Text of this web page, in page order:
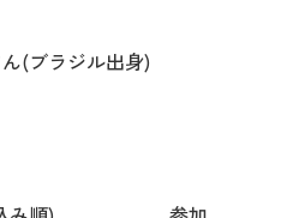
ブラジル出身)